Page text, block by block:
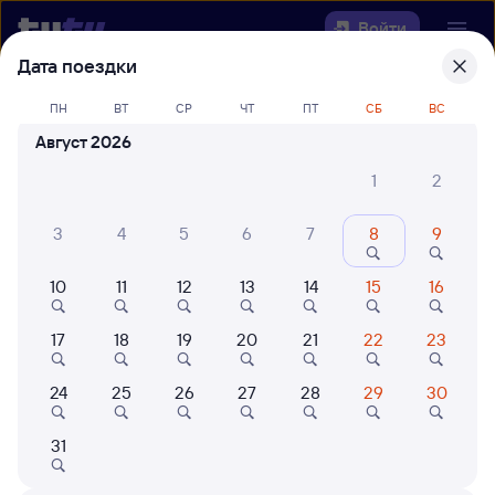
Войти
Выберите день, чтобы найтиж/д
билеты Куйтун — Зуевка
Куда
Когда
Кто едет
Найти поезда
Дата поездки
ПН ВТ СР ЧТ ПТ СБ ВС
Август 2026
1
2
3 4 5 6 7 8 9
10 11 12 13 14 15 16
17 18 19 20 21 22 23
24 25 26 27 28 29 30
31